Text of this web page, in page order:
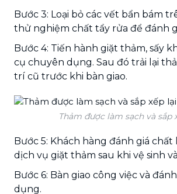
Bước 3: Loại bỏ các vết bẩn bám
thử nghiệm chất tẩy rửa để đánh
Bước 4: Tiến hành giặt thảm, sấy
cụ chuyên dụng. Sau đó trải lại
trí cũ trước khi bàn giao.
Thảm được làm sạch và sắp
Bước 5: Khách hàng đánh giá
dịch vụ giặt thảm sau khi vệ sinh
Bước 6: Bàn giao công việc và
dụng.